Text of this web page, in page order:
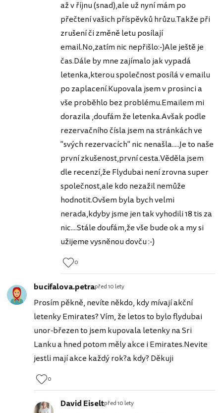
až v říjnu (snad),ale už nyní mám po
přečtení vašich příspěvků hrůzu.Takže při
zrušení či změně letu posílají
email.No,zatím nic nepřišlo:-)Ale ještě je
čas.Dále by mne zajímalo jak vypadá
letenka,kterou společnost posílá v emailu
po zaplacení.Kupovala jsem v prosinci a
vše proběhlo bez problému.Emailem mi
dorazila ,doufám že letenka.Avšak podle
rezervačního čísla jsem na stránkách ve
"svých rezervacích" nic nenašla.....Je to naše
první zkušenost,první cesta.Věděla jsem
dle recenzí,že Flydubai není zrovna super
společnost,ale kdo nezažil nemůže
hodnotit.Ovšem byla bych velmi
nerada,kdyby jsme jen tak vyhodili 18 tis za
nic....Stále doufám,že vše bude ok a my si
užijeme vysněnou dovču :-)
0
bucifalova.petrapřed 10 lety
Prosím pěkně, nevíte někdo, kdy mívají akční
letenky Emirates? Vím, že letos to bylo flydubai
unor-březen to jsem kupovala letenky na Sri
Lanku a hned potom měly akce i Emirates.Nevite
jestli mají akce každý rok?a kdy? Děkuji
0
David Eiseltpřed 10 lety